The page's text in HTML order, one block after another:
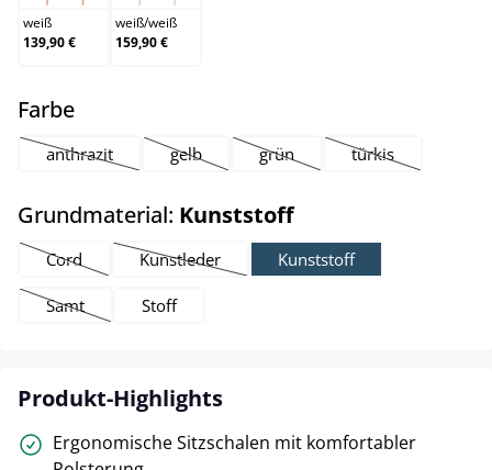
weiß
139,90 €
weiß/weiß
159,90 €
Farbeauswählen
anthrazit
(Diese Option ist zurzeit nicht verfügbar.)
gelb
(Diese Option ist zurzeit nicht verfügbar.)
grün
(Diese Option ist zurzeit nicht
türkis
(Diese Option ist
Grundmaterial: Kunststoffauswählen
Cord
(Diese Option ist zurzeit nicht verfügbar.)
Kunstleder
(Diese Option ist zurzeit nicht verfügbar.)
Kunststoff
Samt
(Diese Option ist zurzeit nicht verfügbar.)
Stoff
Produkt-Highlights
Ergonomische Sitzschalen mit komfortabler